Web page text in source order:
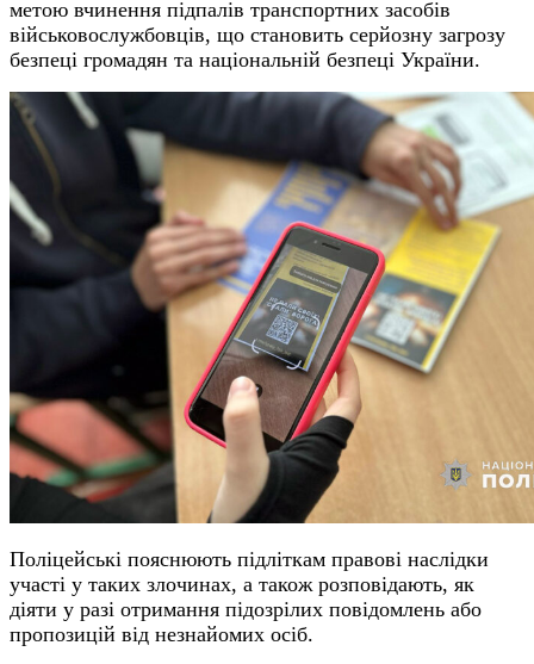
метою вчинення підпалів транспортних засобів
військовослужбовців, що становить серйозну загрозу
безпеці громадян та національній безпеці України.
Поліцейські пояснюють підліткам правові наслідки
участі у таких злочинах, а також розповідають, як
діяти у разі отримання підозрілих повідомлень або
пропозицій від незнайомих осіб.